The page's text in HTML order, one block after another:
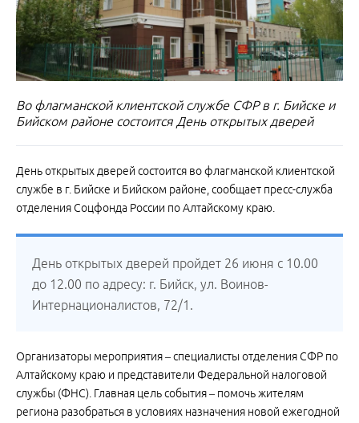
Во флагманской клиентской службе СФР в г. Бийске и
Бийском районе состоится День открытых дверей
День открытых дверей состоится во флагманской клиентской
службе в г. Бийске и Бийском районе, сообщает пресс-служба
отделения Соцфонда России по Алтайскому краю.
День открытых дверей пройдет 26 июня с 10.00
до 12.00 по адресу: г. Бийск, ул. Воинов-
Интернационалистов, 72/1.
Организаторы мероприятия – специалисты отделения СФР по
Алтайскому краю и представители Федеральной налоговой
службы (ФНС). Главная цель события – помочь жителям
региона разобраться в условиях назначения новой ежегодной